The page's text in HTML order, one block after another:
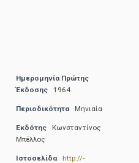
Ημερομηνία Πρώτης
Έκδοσης
1964
Περιοδικότητα Μηνιαία
Εκδότης
Κωνσταντίνος
Μπέλλος
Ιστοσελίδα http://-